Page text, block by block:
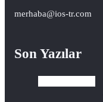
merhaba@ios-tr.com
Son Yazılar